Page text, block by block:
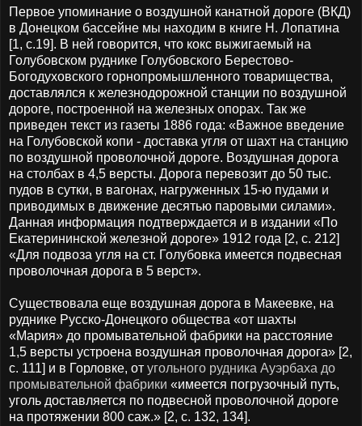
Первое упоминание о воздушной канатной дороге (ВКД)
в Донецком бассейне мы находим в книге Н. Лопатина
[1, c.19]. В ней говорится, что кокс выжигаемый на
Голубовском руднике Голубовского Берестово-
Богодуховского горнопромышленного товарищества,
доставлялся к железнодорожной станции по воздушной
дороге, построенной на железных опорах. Так же
приведен текст из газеты 1886 года: «Важное введение
на Голубовской копи - доставка угля от шахт на станцию
по воздушной проволочной дороге. Воздушная дорога
на столбах в 4,5 версты. Дорога перевозит до 50 тыс.
пудов в сутки, в вагонах, нагруженных 15-ю пудами и
приводимых в движение десятью паровыми силами».
Данная информация подтверждается и в издании «По
Екатерининской железной дороге» 1912 года [2, с. 212]
«Для подвоза угля на ст. Голубовка имеется подвесная
проволочная дорога в 5 верст».
Существовала еще воздушная дорога в Макеевке, на
руднике Русско-Донецкого общества «от шахты
«Мария» до промывательной фабрики на расстояние
1,5 версты устроена воздушная проволочная дорога» [2,
с. 111] и в Горловке, от угольного рудника Ауэрбаха до
промывательной фабрики «имеется погрузочный путь,
уголь доставляется по подвесной проволочной дороге
на протяжении 800 саж.» [2, с. 132, 134].